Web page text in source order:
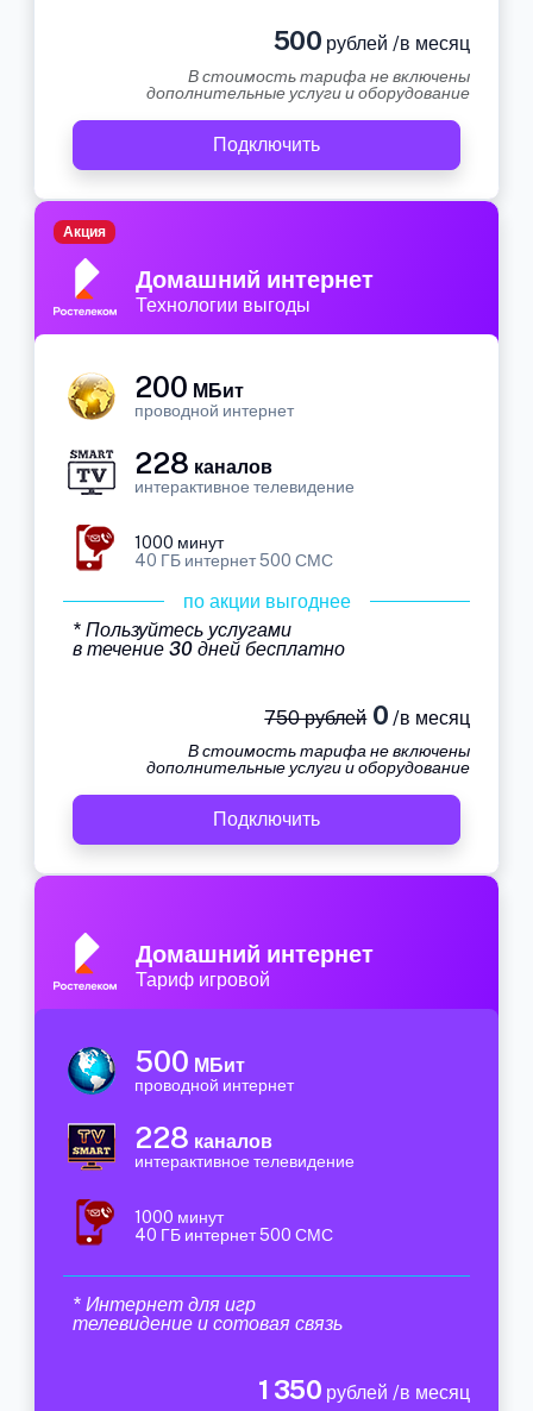
500 рублей /в месяц
В стоимость тарифа не включены
дополнительные услуги и оборудование
Подключить
Домашний интернет
Технологии выгоды
Акция
200 МБит
проводной интернет
228 каналов
интерактивное телевидение
1000 минут
40 ГБ интернет 500 СМС
по акции выгоднее
* Пользуйтесь услугами
в течение 30 дней бесплатно
750 рублей0 /в месяц
В стоимость тарифа не включены
дополнительные услуги и оборудование
Подключить
Домашний интернет
Тариф игровой
500 МБит
проводной интернет
228 каналов
интерактивное телевидение
1000 минут
40 ГБ интернет 500 СМС
* Интернет для игр
телевидение и сотовая связь
1 350 рублей /в месяц